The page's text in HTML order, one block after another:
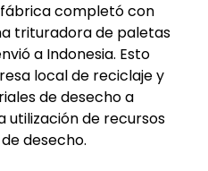
completó con
trituradora de paletas
a Indonesia. Esto
local de reciclaje y
de desecho a
utilización de recursos
desecho.